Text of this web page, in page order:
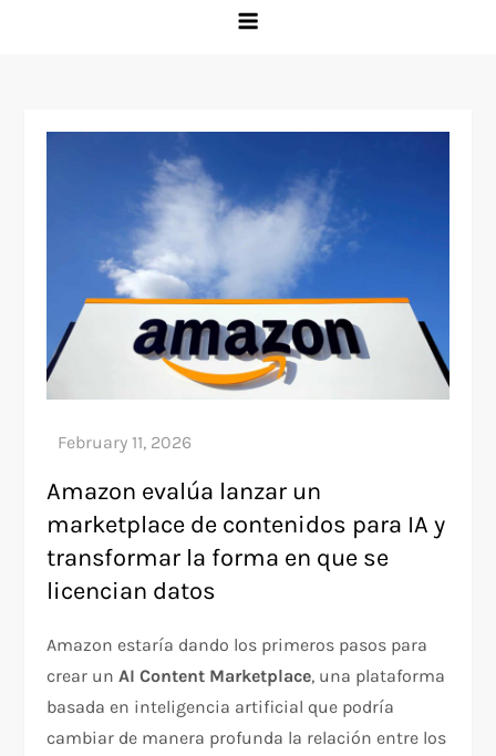
Amazon evalúa lanzar un
marketplace de contenidos para IA y
transformar la forma en que se
licencian datos
Amazon estaría dando los primeros pasos para
crear unAI Content Marketplace, una plataforma
basada en inteligencia artificial que podría
cambiar de manera profunda la relación entre los